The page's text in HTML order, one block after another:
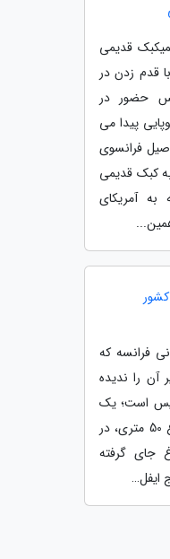
قدیمی
قدم زدن در
حضور در
پیدا می
فرانسوی
کبک قدیمی
به آمریکای
فرانسه که
آن را ندیده
است؛ یک
طاق سنگی سفید که با ارتفاع 50 متری، در
جای گرفته
ایفل…